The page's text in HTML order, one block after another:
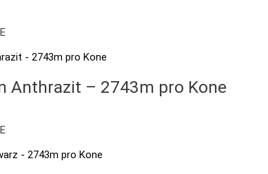
Anthrazit – 2743m pro Kone